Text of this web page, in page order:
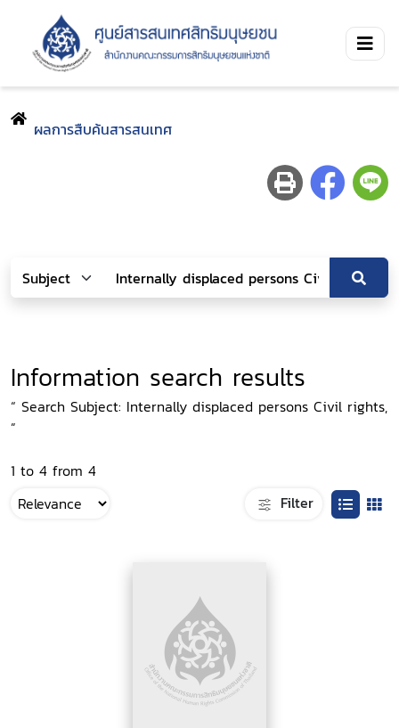
ผลการสืบค้นสารสนเทศ
Information search results
“ Search Subject: Internally displaced persons Civil rights,
”
1 to 4 from 4
Filter